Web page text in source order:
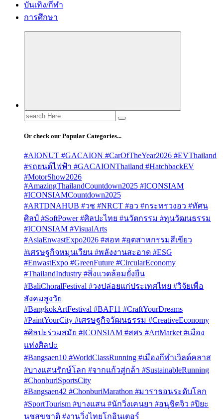
บันเทิง/กีฬา
การศึกษา
Search
for:
Or check our Popular Categories...
#AIONUT #GACAION #CarOfTheYear2026 #EVThailand
#รถยนต์ไฟฟ้า #GACAIONThailand #HatchbackEV
#MotorShow2026
#AmazingThailandCountdown2025 #ICONSIAM
#ICONSIAMCountdown2025
#ARTDNAHUB #วช #NRCT #อว #กระทรวงอว #ทัศน
ศิลป์ #SoftPower #ศิลปะไทย #นวัตกรรม #ทุนวัฒนธรรม
#ICONSIAM #VisualArts
#AsiaEnwastExpo2026 #สอท #อุตสาหกรรมสีเขียว
#เศรษฐกิจหมุนเวียน #พลังงานสะอาด #ESG
#EnwastExpo #GreenFuture #CircularEconomy
#ThailandIndustry #สิ่งแวดล้อมยั่งยืน
#BaliChoralFestival #วงปล่อยแก่ประเทศไทย #วิจัยเพื่อ
สังคมสูงวัย
#BangkokArtFestival #BAF11 #CraftYourDreams
#PaintYourCity #เศรษฐกิจวัฒนธรรม #CreativeEconomy
#ศิลปะร่วมสมัย #ICONSIAM #สศร #ArtMarket #เมือง
แห่งศิลปะ
#Bangsaen10 #WorldClassRunning #เมืองกีฬาเวิลด์คลาส
#บางแสนรักษ์โลก #จากแก้วสู่กล้า #SustainableRunning
#ChonburiSportsCity
#Bangsaen42 #ChonburiMarathon #มาราธอนระดับโลก
#SportTourism #บางแสน #นักวิ่งเคนยา #อนุชิตจิว #ปิยะ
นุชสุขชาติ #งานวิ่งไทยโกอินเตอร์